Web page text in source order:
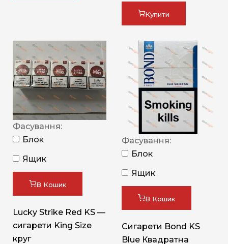
Купити
Фасування:
Блок
Ящик
В Кошик
Lucky Strike Red KS —
сигарети King Size
круг
Фасування:
Блок
Ящик
В Кошик
Сигарети Bond KS
Blue Квадратна